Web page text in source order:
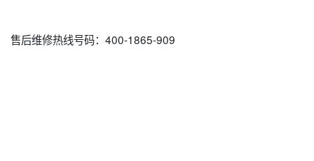
售后维修热线号码：400-1865-909